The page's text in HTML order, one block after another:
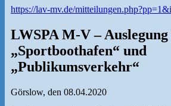
https://lav-mv.de/
LWSPA M-V –
„Sportboothafen“ und
„Publikumsverkehr“
Görslow, den 08.04.2020